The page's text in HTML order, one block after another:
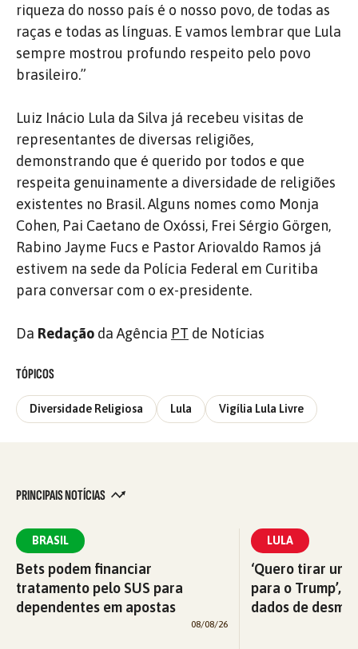
riqueza do nosso país é o nosso povo, de todas as
raças e todas as línguas. E vamos lembrar que Lula
sempre mostrou profundo respeito pelo povo
brasileiro.”
Luiz Inácio Lula da Silva já recebeu visitas de
representantes de diversas religiões,
demonstrando que é querido por todos e que
respeita genuinamente a diversidade de religiões
existentes no Brasil. Alguns nomes como Monja
Cohen, Pai Caetano de Oxóssi, Frei Sérgio Görgen,
Rabino Jayme Fucs e Pastor Ariovaldo Ramos já
estivem na sede da Polícia Federal em Curitiba
para conversar com o ex-presidente.
Da Redação da Agência PT de Notícias
TÓPICOS
Diversidade Religiosa Lula Vigília Lula Livre
PRINCIPAIS NOTÍCIAS
BRASIL
Bets podem financiar
tratamento pelo SUS para
dependentes em apostas
08/08/26
LULA
‘Quero tirar
para o Trump’,
dados de